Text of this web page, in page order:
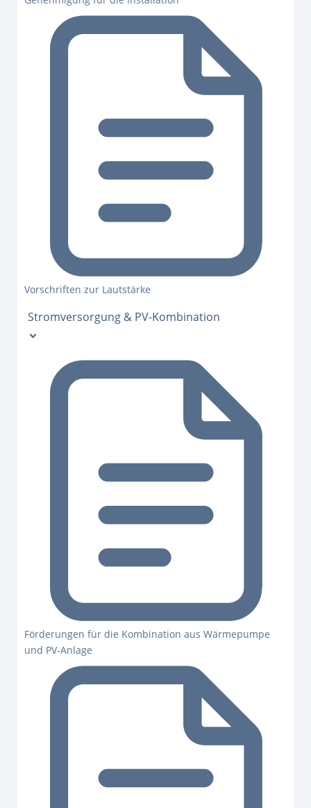
Vorschriften zur Lautstärke
Stromversorgung & PV-Kombination
Förderungen für die Kombination aus Wärmepumpe
und PV-Anlage